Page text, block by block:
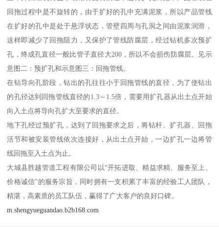
回拖过程中是不旋转的，由于扩好的孔中充满泥浆，所以产品管线
在扩好的孔中是处于悬浮状态，管壁四周与孔洞之间由泥浆润滑，
这样即减少了回拖阻力，又保护了管线防腐层，经过钻机多次预扩
孔，终成孔直径一般比管子直径大200，所以不会损伤防腐层。见示
意图二：预扩孔和示意图三：回拖管线。
在钻导向孔阶段，钻出的孔往往小于回拖管线的直径，为了使钻出
的孔径达到回拖管线直径的1.3～1.5倍，需要用扩孔器从出土点开始
向入土点将导向孔扩大至要求的直径。
地下孔经过预扩孔，达到了回拖要求之后，将钻杆、扩孔器、回拖
活节和被安装管线依次连接好，从出土点开始，一边扩孔一边将管
线回拖至入土点为止。
大城县胜越管道工程有限公司以“开拓进取、精益求精、服务至上、
价格诚信”的服务宗旨，同时拥有一支积累了丰富的经验工人团队，
精湛，高素质的员工队伍，赢得了广大客户的良好口碑。
m.shengyueguandao.b2b168.com